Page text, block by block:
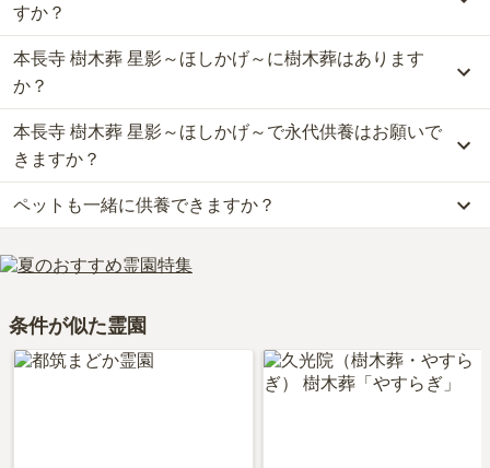
お墓は、価格が高いものがよい、安いものが悪い、という訳ではあ
りません。大切なのは、ご家族が心から納得し、安心してお参りで
きる場所を選ぶことです。
す。
車の場合、第三京浜道路「都筑インター」から車で約15分です。
詳しいルートや地図は、本ページの「地図・交通アクセス」欄をご
確認ください。
すか？
当サイトに寄せられた総合評価は、5点です。特に価格が高く評価
されています。
利用者様からは「緑に囲まれた落ち着いた庭園の中にある墓地であ
ること、歴史あるお寺でありながら檀家になる必要が無いこと、担
当者の説明が丁寧だったこと」といったお声をいただいておりま
す。
本長寺 樹木葬 星影～ほしかげ～に樹木葬はあります
か？
はい、本長寺 樹木葬 星影～ほしかげ～には3種類の樹木葬がござい
ます。
費用は、約10万円からとなっております。
本長寺 樹木葬 星影～ほしかげ～がある神奈川県の樹木葬の相場価
格は、約61万円です。
樹木葬
について詳しく知りたい方は『
ット＆デメリット・仕組みを解説
本長寺 樹木葬 星影～ほしかげ～で永代供養はお願いで
きますか？
はい、本長寺 樹木葬 星影～ほしかげ～は永代供養に対応していま
す。
費用は、約10万円からとなっております。
本長寺 樹木葬 星影～ほしかげ～がある神奈川県の永代供養墓の相
永代供養について詳しく知りたい方は『
解説！』をご覧ください。
ペットも一緒に供養できますか？
はい、本長寺 樹木葬 星影～ほしかげ～はペット供養に対応してお
ります。
りますので、資料請求で詳細条件をご確認ください。
条件が似た霊園